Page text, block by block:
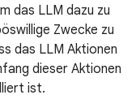
das LLM dazu zu
Zwecke zu
das LLM Aktionen
dieser Aktionen
ist.